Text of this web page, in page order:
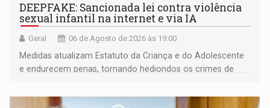
DEEPFAKE: Sancionada lei contra violência
sexual infantil na internet e via IA
Geral 06 de Agosto de 2026 às 19:00
Medidas atualizam Estatuto da Criança e do Adolescente
e endurecem penas, tornando hediondos os crimes de